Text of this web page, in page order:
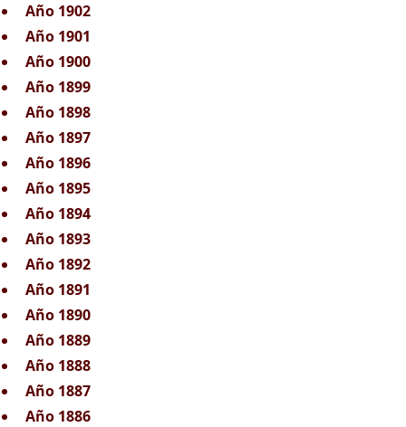
Año 1902
Año 1901
Año 1900
Año 1899
Año 1898
Año 1897
Año 1896
Año 1895
Año 1894
Año 1893
Año 1892
Año 1891
Año 1890
Año 1889
Año 1888
Año 1887
Año 1886